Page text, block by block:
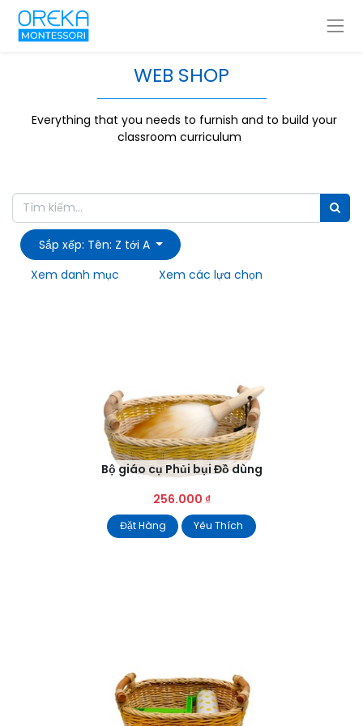
WEB SHOP
Everything that you needs to furnish and to build your
classroom curriculum
Sắp xếp: Tên: Z tới A
Xem danh mục
Xem các lựa chọn
Bộ giáo cụ Phủi bụi Đồ dùng
256.000 ₫
Đặt Hàng Yêu Thích